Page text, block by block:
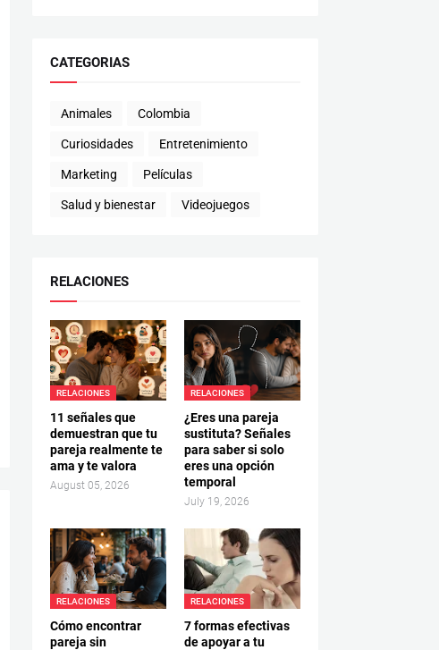
CATEGORIAS
Animales Colombia
Curiosidades Entretenimiento
Marketing Películas
Salud y bienestar Videojuegos
RELACIONES
RELACIONES
11 señales que
demuestran que tu
pareja realmente te
ama y te valora
August 05, 2026
RELACIONES
¿Eres una pareja
sustituta? Señales
para saber si solo
eres una opción
temporal
July 19, 2026
RELACIONES
Cómo encontrar
pareja sin
RELACIONES
7 formas efectivas
de apoyar a tu